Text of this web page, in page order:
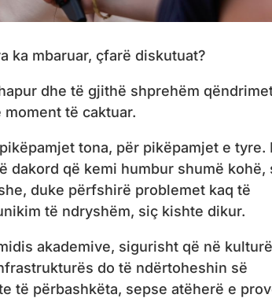
ka mbaruar, çfarë diskutuat?
dhe të gjithë shprehëm
të caktuar.
tona, për pikëpamjet e tyre.
dakord që kemi humbur shumë kohë,
duke përfshirë problemet kaq të
të ndryshëm, siç kishte dikur.
akademive, sigurisht që në
do të ndërtoheshin së
të përbashkëta, sepse atëherë e